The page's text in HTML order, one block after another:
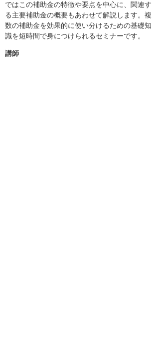
ではこの補助金の特徴や要点を中心に、関連す
る主要補助金の概要もあわせて解説します。複
数の補助金を効果的に使い分けるための基礎知
識を短時間で身につけられるセミナーです。
講師